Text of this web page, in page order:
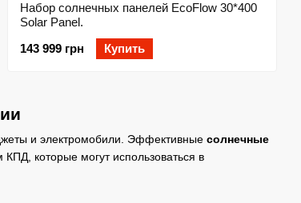
и электромобили. Эффективные солнечные
КПД, которые могут использоваться в
Набор солнечных панелей EcoFlow 30*400
Solar Panel.
143 999 грн
Купить